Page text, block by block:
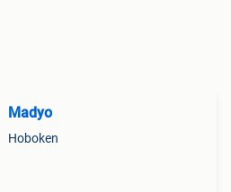
Madyo
Hoboken